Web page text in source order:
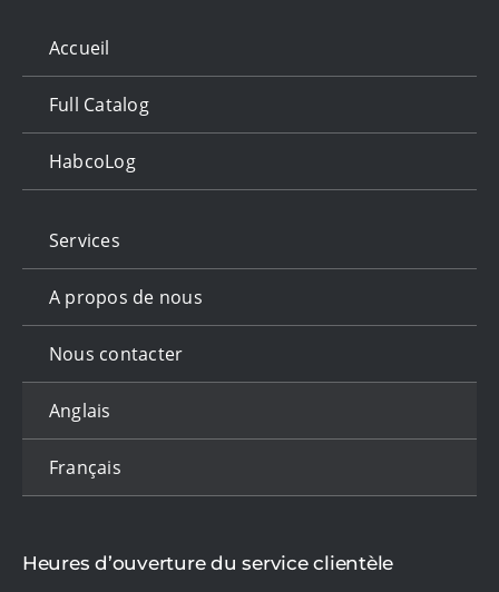
Accueil
Full Catalog
HabcoLog
Services
A propos de nous
Nous contacter
Anglais
Français
Heures d’ouverture du service clientèle